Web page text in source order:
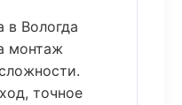
в Вологда
монтаж
точное